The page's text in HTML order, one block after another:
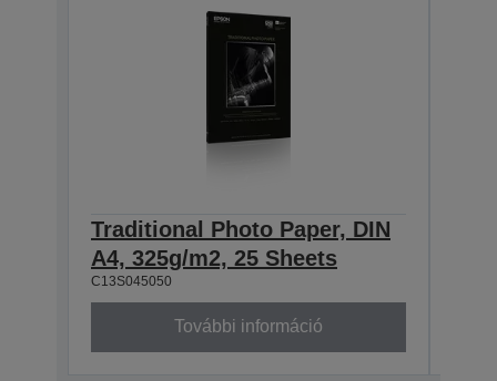
Traditional Photo Paper, DIN
A4, 325g/m2, 25 Sheets
C13S045050
További információ